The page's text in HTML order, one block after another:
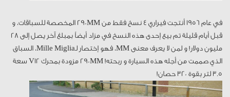
في عام 1956 أنتجت فيراري 4 نسخ فقط من 290MM المخصصة للسباقات، و
قبل أيام قليلة تم بيع إحدى هذه النسخ في مزاد أيضاً بمبلغ آخر يصل إلى 28
مليون دولار! و لمن لا يعرف معنى MM، فهو إختصار لـMille Miglia، السباق
الذي صممت من أجله هذه السيارة و ربحته! 290MM مزودة بمحرك V12 سعة
3.5 لتر بقوة 320 حصان!